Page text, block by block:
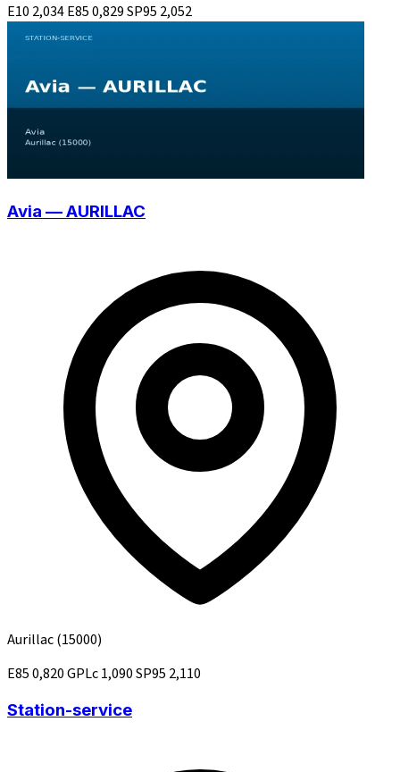
E10 2,034E850,829SP95 2,052
Avia — AURILLAC
Aurillac(15000)
E850,820GPLc1,090SP95 2,110
Station-service